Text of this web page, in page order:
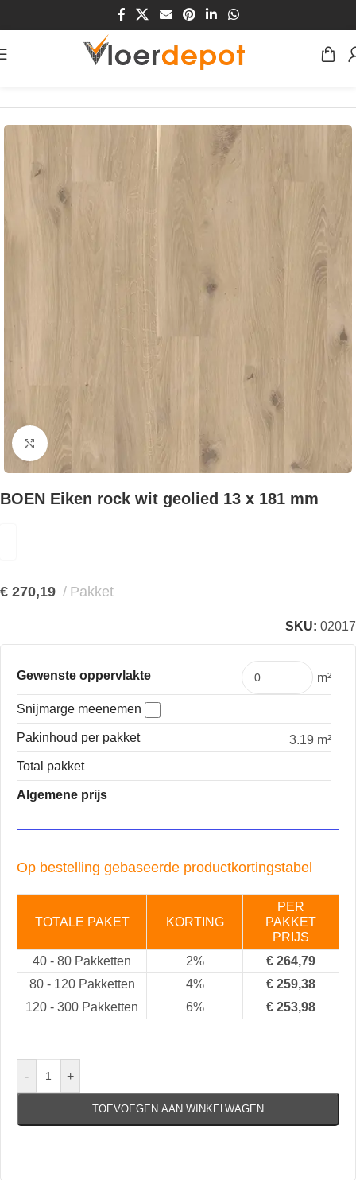
Klik om te vergroten
BOEN Eiken rock wit geolied 13 x 181 mm
€ 270,19 Pakket
SKU: 02017
Gewenste oppervlakte m²
Snijmarge meenemen
Pakinhoud per pakket
3.19 m²
Total pakket
Algemene prijs
Op bestelling gebaseerde productkortingstabel
TOTALE PAKET KORTING
PER
PAKKET
PRIJS
40 - 80 Pakketten 2% € 264,79
80 - 120 Pakketten 4% € 259,38
120 - 300 Pakketten 6% € 253,98
- +
TOEVOEGEN AAN WINKELWAGEN